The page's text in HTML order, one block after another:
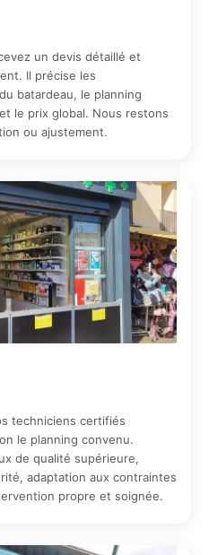
un devis détaillé et
Il précise les
batardeau, le planning
le prix global. Nous restons
ou ajustement.
techniciens certifiés
le planning convenu.
de qualité supérieure,
adaptation aux contraintes
propre et soignée.